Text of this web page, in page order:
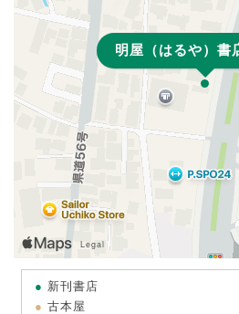
明屋（はるや）書
新刊書店
古本屋